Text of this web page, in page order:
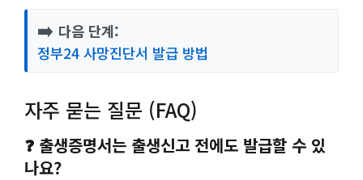
➡️ 다음 단계:
정부24 사망진단서 발급 방법
자주 묻는 질문 (FAQ)
❓ 출생증명서는 출생신고 전에도 발급할 수 있
나요?